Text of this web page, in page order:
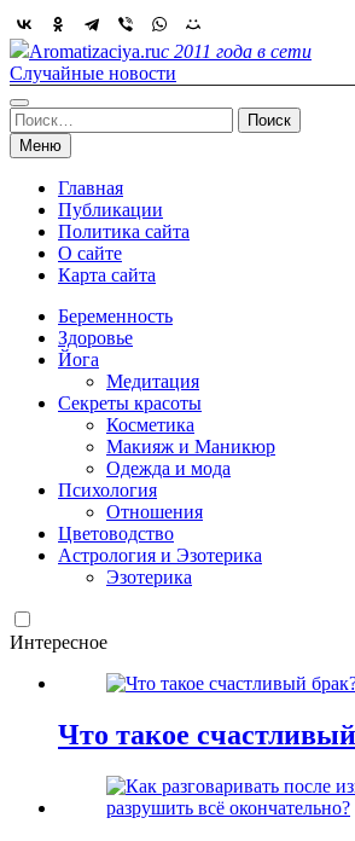
Skip
to
content
Aromatizaciya.ruс 2011 года в сети
Случайные новости
Найти:
Меню
Главная
Публикации
Политика сайта
О сайте
Карта сайта
Беременность
Здоровье
Йога
Медитация
Секреты красоты
Косметика
Макияж и Маникюр
Одежда и мода
Психология
Отношения
Цветоводство
Астрология и Эзотерика
Эзотерика
Интересное
Что такое